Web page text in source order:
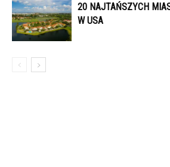
20 NAJTAŃSZYCH
W USA